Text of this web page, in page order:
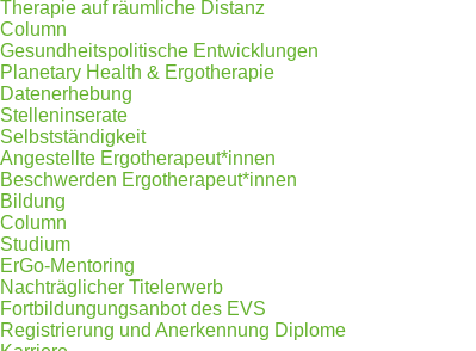
Therapie auf räumliche Distanz
Column
Gesundheitspolitische Entwicklungen
Planetary Health & Ergotherapie
Datenerhebung
Stelleninserate
Selbstständigkeit
Angestellte Ergotherapeut*innen
Beschwerden Ergotherapeut*innen
Bildung
Column
Studium
ErGo-Mentoring
Nachträglicher Titelerwerb
Fortbildungungsanbot des EVS
Registrierung und Anerkennung Diplome